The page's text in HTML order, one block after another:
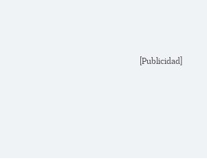
[Publicidad]